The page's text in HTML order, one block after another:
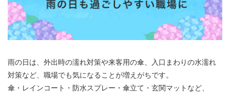
雨の日は、外出時の濡れ対策や来客用の傘、入口まわりの水濡れ
対策など、職場でも気になることが増えがちです。
傘・レインコート・防水スプレー・傘立て・玄関マットなど、